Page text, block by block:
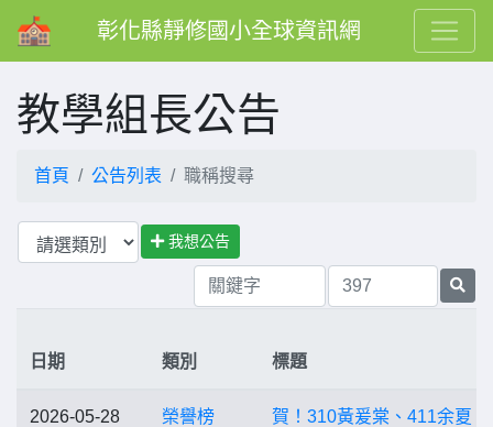
彰化縣靜修國小全球資訊網
教學組長公告
首頁 公告列表 職稱搜尋
我想公告
日期 類別 標題
2026-05-28 榮譽榜
賀！310黃爰棠、411余夏